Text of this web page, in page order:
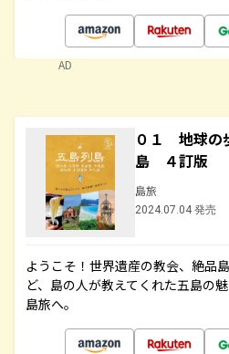
AD
０１ 地球
島 ４訂版
島旅
2024.07.04 発売
ようこそ！世界遺産の教会、絶品
ど、島の人が教えてくれた五島の
島旅へ。